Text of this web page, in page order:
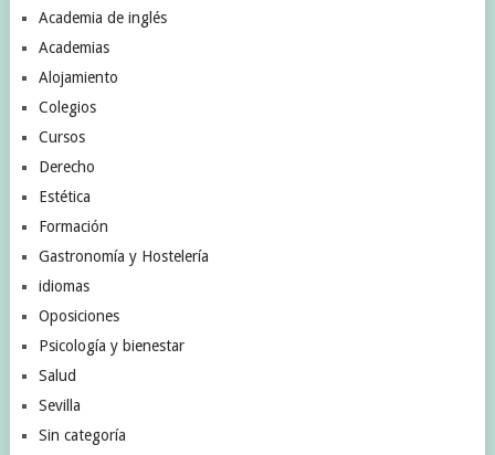
Academia de inglés
Academias
Alojamiento
Colegios
Cursos
Derecho
Estética
Formación
Gastronomía y Hostelería
idiomas
Oposiciones
Psicología y bienestar
Salud
Sevilla
Sin categoría